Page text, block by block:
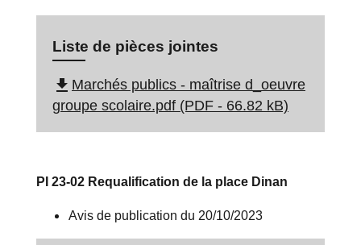
Liste de pièces jointes
file_download Marchés publics - maîtrise d_oeuvre
groupe scolaire.pdf (PDF - 66.82 kB)
PI 23-02 Requalification de la place Dinan
Avis de publication du 20/10/2023